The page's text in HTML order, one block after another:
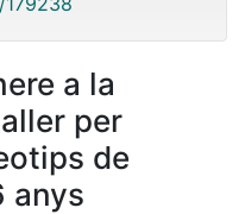
a la
per
de
anys